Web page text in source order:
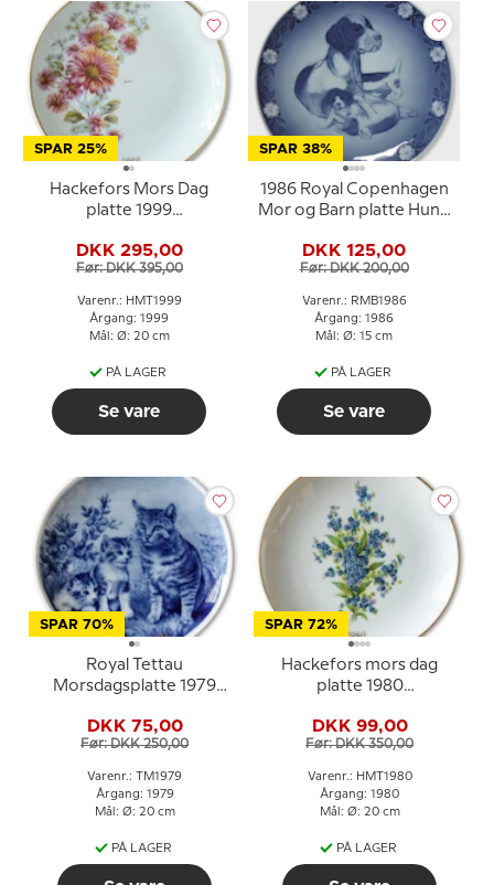
SPAR 25%
Hackefors Mors Dag
platte 1999
guldkant
DKK 295,00
Før: DKK 395,00
Varenr.: HMT1999
Årgang: 1999
Mål: Ø: 20 cm
PÅ LAGER
Se vare
SPAR 38%
1986 Royal Copenhagen
Mor og Barn platte Hund
DKK 125,00
Før: DKK 200,00
Varenr.: RMB1986
Årgang: 1986
Mål: Ø: 15 cm
PÅ LAGER
Se vare
SPAR 70%
Royal Tettau
Morsdagsplatte 1979
killinger
DKK 75,00
Før: DKK 250,00
Varenr.: TM1979
Årgang: 1979
Mål: Ø: 20 cm
PÅ LAGER
SPAR 72%
Hackefors mors dag
platte 1980
guldkant
DKK 99,00
Før: DKK 350,00
Varenr.: HMT1980
Årgang: 1980
Mål: Ø: 20 cm
PÅ LAGER